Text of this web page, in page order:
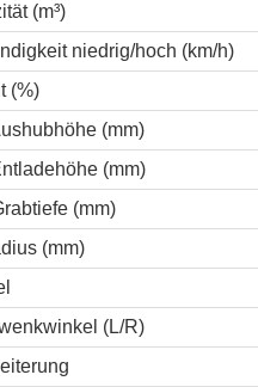
(m³)
niedrig/hoch (km/h)
(%)
(mm)
(mm)
(mm)
(mm)
(L/R)